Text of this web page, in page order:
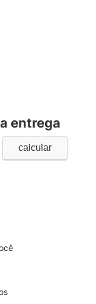
entrega